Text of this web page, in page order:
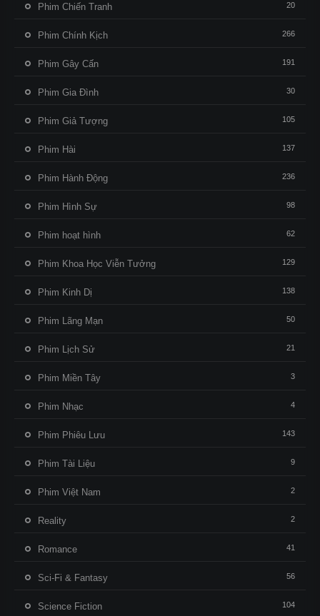
Phim Chiến Tranh 20
Phim Chính Kịch 266
Phim Gây Cấn 191
Phim Gia Đình 30
Phim Giả Tượng 105
Phim Hài 137
Phim Hành Động 236
Phim Hình Sự 98
Phim hoạt hình 62
Phim Khoa Học Viễn Tưởng 129
Phim Kinh Dị 138
Phim Lãng Mạn 50
Phim Lịch Sử 21
Phim Miền Tây 3
Phim Nhạc 4
Phim Phiêu Lưu 143
Phim Tài Liệu 9
Phim Việt Nam 2
Reality 2
Romance 41
Sci-Fi & Fantasy 56
Science Fiction 104